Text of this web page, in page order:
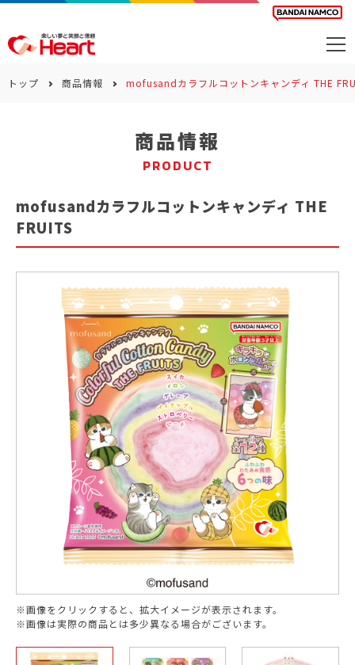
サステナビリティ
トップ 商品情報 mofusandカラフルコットンキャンディ THE
商品情報
PRODUCT
mofusandカラフルコットンキャンディ THE
FRUITS
※画像をクリックすると、拡大イメージが表示されます。
※画像は実際の商品とは多少異なる場合がございます。